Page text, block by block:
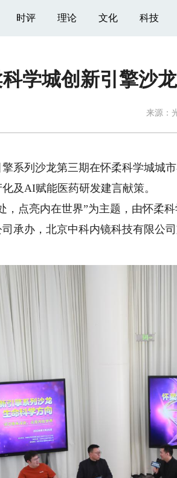
时评 理论 文化 科技
学城创新引擎沙
来源：
列沙龙第三期在怀柔科学城城市
及AI赋能医药研发建言献策。
点亮内在世界”为主题，由怀柔科
承办，北京中科内镜科技有限公